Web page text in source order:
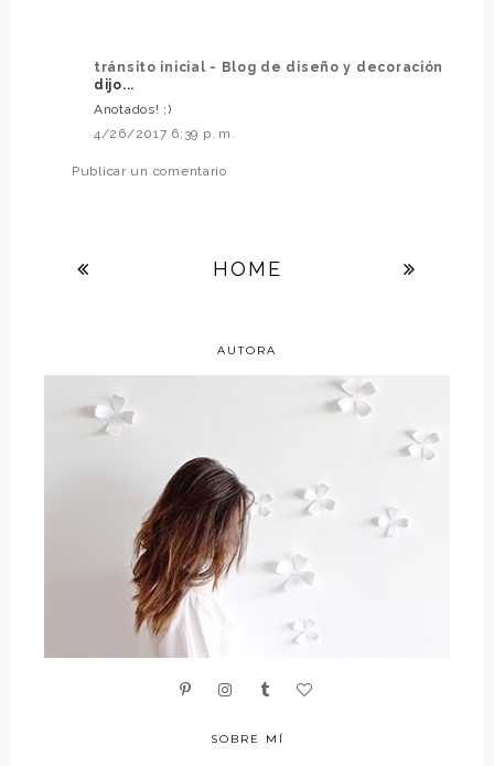
tránsito inicial - Blog de diseño y decoración
dijo...
Anotados! ;)
4/26/2017 6:39 p. m.
Publicar un comentario
HOME
AUTORA
SOBRE MÍ